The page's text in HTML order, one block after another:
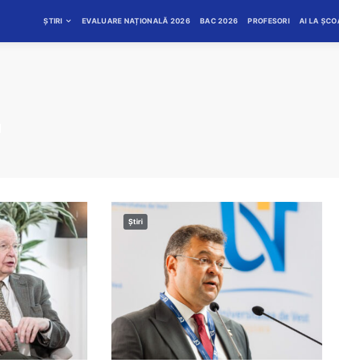
ȘTIRI EVALUARE NAȚIONALĂ 2026 BAC 2026 PROFESORI AI LA
Știri